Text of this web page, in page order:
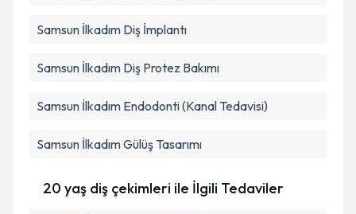
Samsun İlkadım Diş İmplantı
Samsun İlkadım Diş Protez Bakımı
Samsun İlkadım Endodonti (Kanal Tedavisi)
Samsun İlkadım Gülüş Tasarımı
20 yaş diş çekimleri ile İlgili Tedaviler